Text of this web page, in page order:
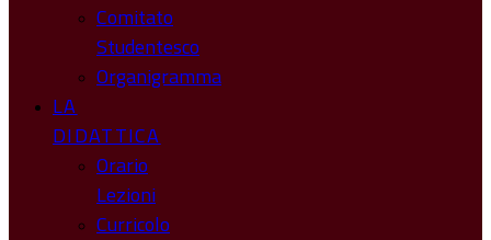
Comitato
Studentesco
Organigramma
LA
DIDATTICA
Orario
Lezioni
Curricolo